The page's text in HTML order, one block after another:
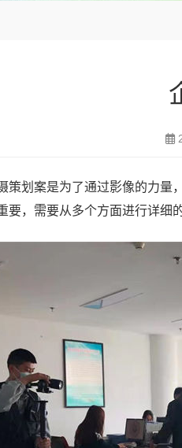
策划案是为了通过影像的力量
要，需要从多个方面进行详细